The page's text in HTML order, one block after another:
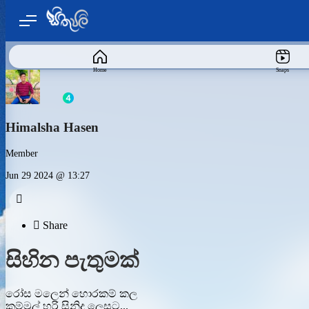
Home Snaps
Himalsha Hasen
Member
Jun 29 2024 @ 13:27

 Share
සිහින පැතුමක්
රෝස මලෙන් හොරකම් කල
කම්මුල් හරි සිනිදු ලෙසට...